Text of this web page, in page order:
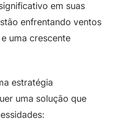
em suas
enfrentando ventos
uma crescente
estratégia
uma solução que